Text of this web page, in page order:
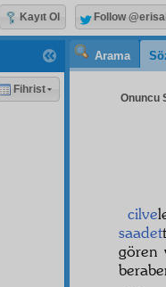
Arama
Onuncu
cilve
saadet
Fihrist
Kayıt Ol Follow